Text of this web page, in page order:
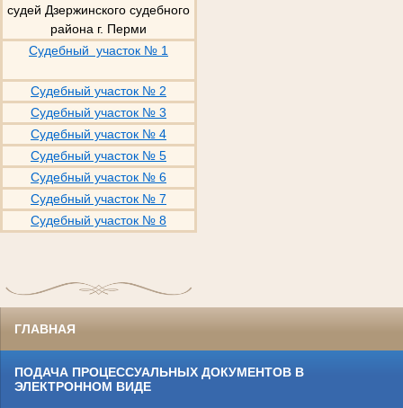
судей Дзержинского судебного
района г. Перми
Судебный участок № 1
Судебный участок № 2
Судебный участок № 3
Судебный участок № 4
Судебный участок № 5
Судебный участок № 6
Судебный участок № 7
Судебный участок № 8
ГЛАВНАЯ
ПОДАЧА ПРОЦЕССУАЛЬНЫХ ДОКУМЕНТОВ В
ЭЛЕКТРОННОМ ВИДЕ